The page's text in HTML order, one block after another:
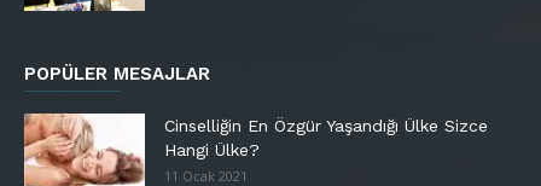
POPÜLER MESAJLAR
Cinselliğin En Özgür Yaşandığı Ülke Sizce
Hangi Ülke?
11 Ocak 2021